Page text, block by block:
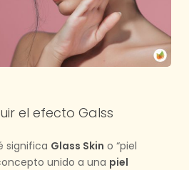
el efecto Galss
significa Glass Skin o “piel
unido a una piel